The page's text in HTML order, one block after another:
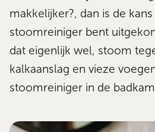
makkelijker?, dan is de
stoomreiniger bent
dat eigenlijk wel, stoom
kalkaanslag en vieze
stoomreiniger in de